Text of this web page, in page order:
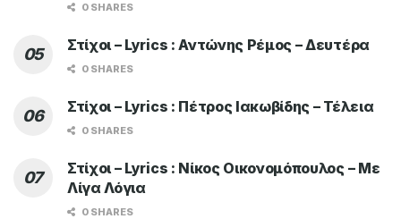
0 SHARES
Στίχοι – Lyrics : Αντώνης Ρέμος – Δευτέρα
0 SHARES
Στίχοι – Lyrics : Πέτρος Ιακωβίδης – Τέλεια
0 SHARES
Στίχοι – Lyrics : Νίκος Οικονομόπουλος – Με
Λίγα Λόγια
0 SHARES